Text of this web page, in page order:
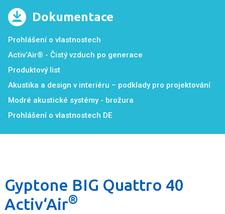
Dokumentace
Prohlášení o vlastnostech
Activ‘Air® - Čistý vzduch po generace
Produktový list
Akustika a design v interiéru – podklady pro projektování
Modré akustické systémy - brožura
Prohlášení o vlastnostech DE
Gyptone BIG Quattro 40
Activ‘Air®